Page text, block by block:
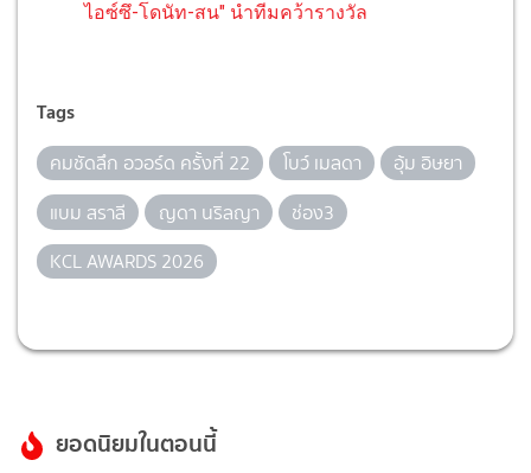
ไอซ์ซึ-โดนัท-สน" นำทีมคว้ารางวัล
Tags
คมชัดลึก อวอร์ด ครั้งที่ 22 โบว์ เมลดา
อุ้ม อิษยา
แบม สราลี
ญดา นริลญา
ช่อง3
KCL AWARDS 2026
ยอดนิยมในตอนนี้